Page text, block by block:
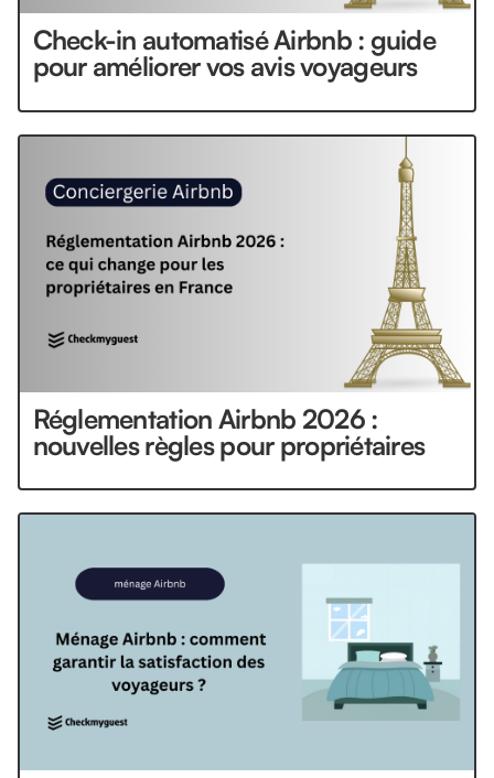
Check-in automatisé Airbnb : guide
pour améliorer vos avis voyageurs
Réglementation Airbnb 2026 :
nouvelles règles pour propriétaires